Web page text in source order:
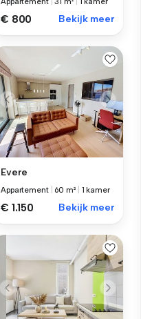
€ 800 Bekijk meer
Evere
Appartement 60 m² 1 kamer
€ 1.150 Bekijk meer